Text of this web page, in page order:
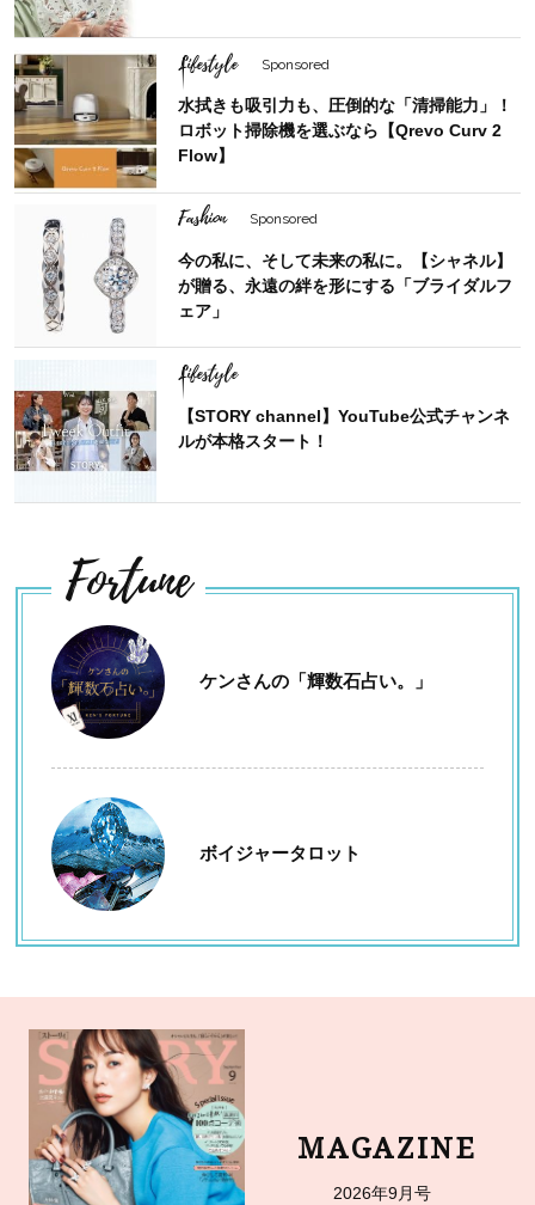
Lifestyle Sponsored
水拭きも吸引力も、圧倒的な「清掃能力」！
ロボット掃除機を選ぶなら【Qrevo Curv 2
Flow】
Fashion Sponsored
今の私に、そして未来の私に。【シャネル】
が贈る、永遠の絆を形にする「ブライダルフ
ェア」
Lifestyle
【STORY channel】YouTube公式チャンネ
ルが本格スタート！
Fortune
ケンさんの「輝数石占い。」
ボイジャータロット
MAGAZINE
2026年9月号